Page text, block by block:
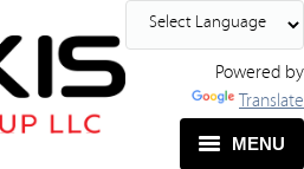
Powered by
Translate
MENU